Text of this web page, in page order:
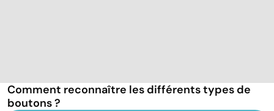
Comment reconnaître les différents types de
boutons ?